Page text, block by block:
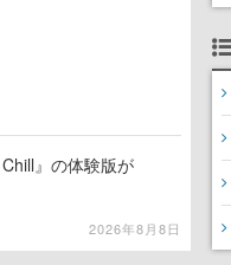
』の体験版が
2026年8月8日